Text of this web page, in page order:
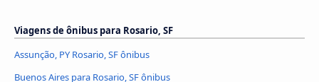
Viagens de ônibus para Rosario, SF
Assunção, PY Rosario, SF ônibus
Buenos Aires para Rosario, SF ônibus